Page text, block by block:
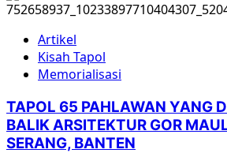
Artikel
Kisah Tapol
Memorialisasi
TAPOL 65 PAHLAWAN YANG
BALIK ARSITEKTUR GOR
SERANG, BANTEN